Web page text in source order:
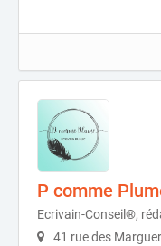
P comme
Ecrivain-Conseil®,
41 rue des